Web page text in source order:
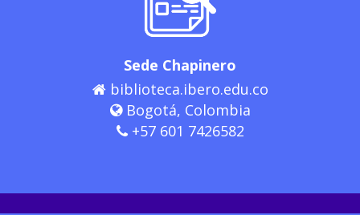
Sede Chapinero
biblioteca.ibero.edu.co
Bogotá, Colombia
+57 601 7426582